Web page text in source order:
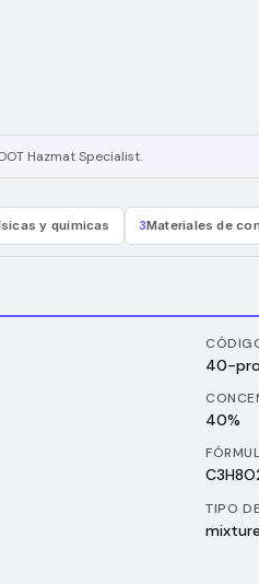
Hazmat Specialist.
y químicas 3Materiales de
40-
40%
TIPO
mixture